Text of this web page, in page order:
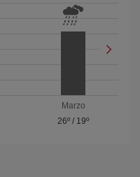
Marzo
26º / 19º